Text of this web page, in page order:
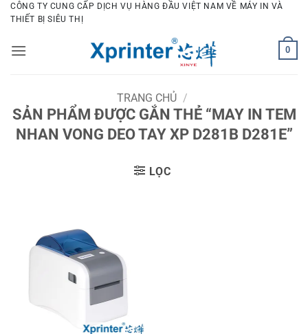
Bỏ
qua
dung
CÔNG TY CUNG CẤP DỊCH VỤ HÀNG ĐẦU VIỆT NAM VỀ MÁY IN VÀ
THIẾT BỊ SIÊU THỊ
0
TRANG CHỦ /
SẢN PHẨM ĐƯỢC GẮN THẺ “MAY IN TEM
NHAN VONG DEO TAY XP D281B D281E”
LỌC